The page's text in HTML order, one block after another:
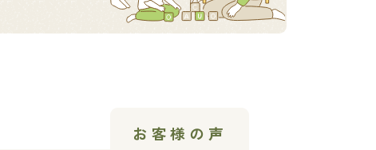
お客様の声